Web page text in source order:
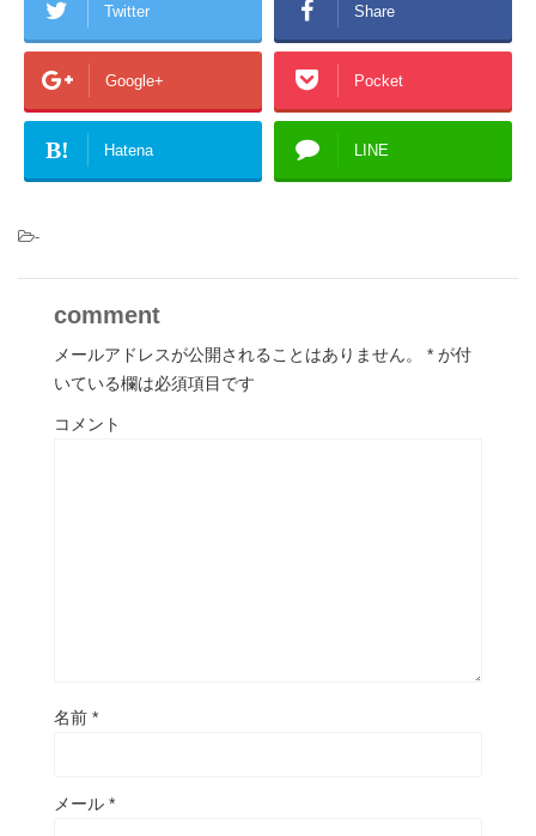
Twitter Share
Google+ Pocket
B! Hatena LINE
-
comment
メールアドレスが公開されることはありません。 * が付
いている欄は必須項目です
コメント
名前 *
メール *